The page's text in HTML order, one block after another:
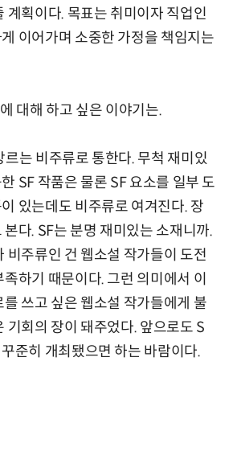
계획이다. 목표는 취미이자 직업인
이어가며 소중한 가정을 책임지는
대해 하고 싶은 이야기는.
는 비주류로 통한다. 무척 재미있
SF 작품은 물론 SF 요소를 일부 도
있는데도 비주류로 여겨진다. 장
다. SF는 분명 재미있는 소재니까.
비주류인 건 웹소설 작가들이 도전
하기 때문이다. 그런 의미에서 이
쓰고 싶은 웹소설 작가들에게 불
기회의 장이 돼주었다. 앞으로도 S
준히 개최됐으면 하는 바람이다.